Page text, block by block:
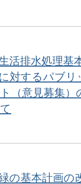
活排水処理基
に対するパブリ
（意見募集）
の基本計画の